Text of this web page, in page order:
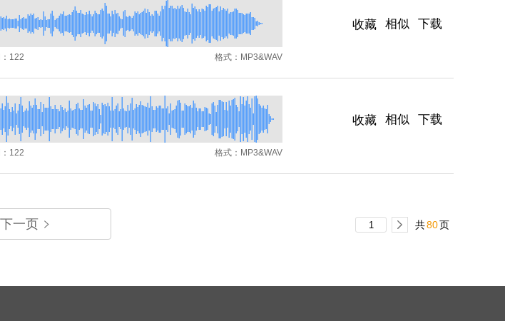
122 格式： MP3&WAV
收藏 相似 下载
122 格式： MP3&WAV
收藏 相似 下载
下一页 共80页